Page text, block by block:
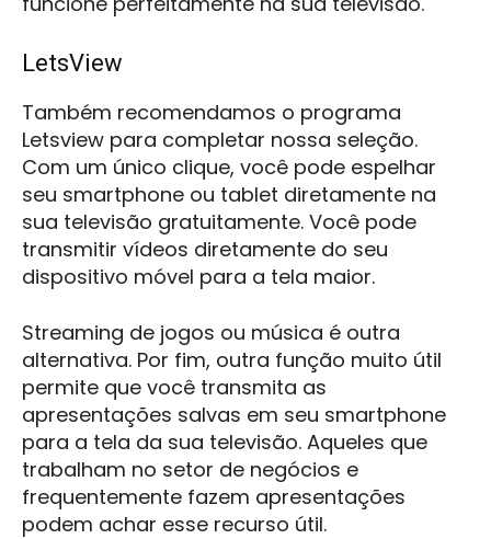
LetsView
Também recomendamos o programa
Letsview para completar nossa seleção.
Com um único clique, você pode espelhar
seu smartphone ou tablet diretamente na
sua televisão gratuitamente. Você pode
transmitir vídeos diretamente do seu
dispositivo móvel para a tela maior.
Streaming de jogos ou música é outra
alternativa. Por fim, outra função muito útil
permite que você transmita as
apresentações salvas em seu smartphone
para a tela da sua televisão. Aqueles que
trabalham no setor de negócios e
frequentemente fazem apresentações
podem achar esse recurso útil.